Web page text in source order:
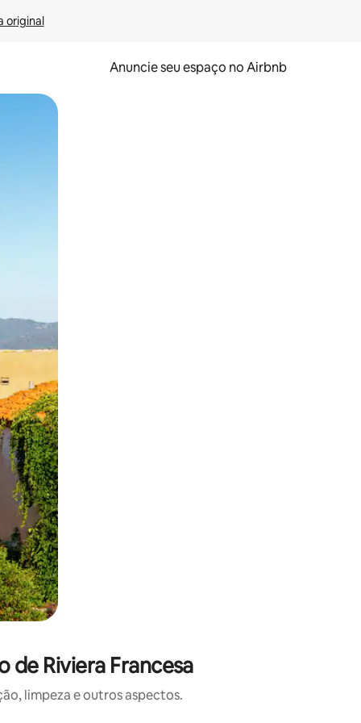
original
Anuncie seu espaço no Airbnb
o dedo na tela.
de Riviera Francesa
limpeza e outros aspectos.